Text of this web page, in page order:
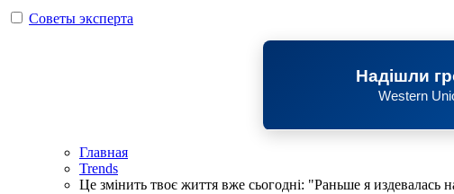
Советы эксперта
Надішли
Western
Главная
Trends
Це змінить твоє життя вже сьогодні: "Раньше я